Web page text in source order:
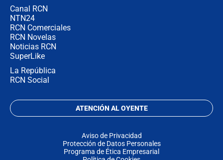
Canal RCN
NTN24
RCN Comerciales
RCN Novelas
Noticias RCN
SuperLike
La República
RCN Social
ATENCIÓN AL OYENTE
Aviso de Privacidad
Protección de Datos Personales
Programa de Ética Empresarial